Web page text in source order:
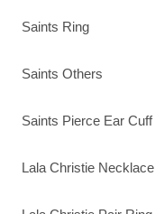
Saints Ring
Saints Others
Saints Pierce Ear Cuff
Lala Christie Necklace